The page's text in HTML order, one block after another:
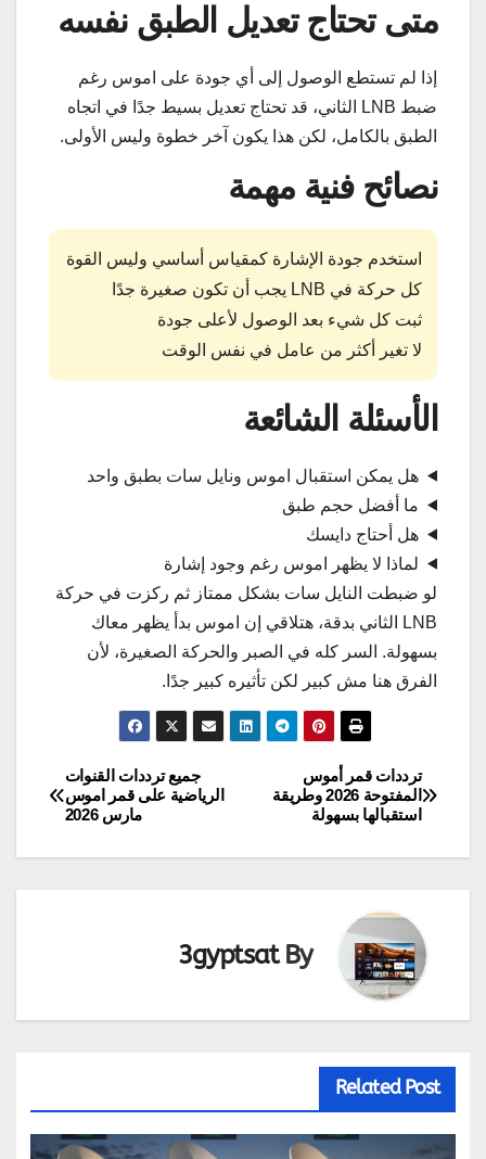
متى تحتاج تعديل الطبق نفسه
إذا لم تستطع الوصول إلى أي جودة على اموس رغم
ضبط LNB الثاني، قد تحتاج تعديل بسيط جدًا في اتجاه
الطبق بالكامل، لكن هذا يكون آخر خطوة وليس الأولى.
نصائح فنية مهمة
استخدم جودة الإشارة كمقياس أساسي وليس القوة
كل حركة في LNB يجب أن تكون صغيرة جدًا
ثبت كل شيء بعد الوصول لأعلى جودة
لا تغير أكثر من عامل في نفس الوقت
الأسئلة الشائعة
هل يمكن استقبال اموس ونايل سات بطبق واحد
ما أفضل حجم طبق
هل أحتاج دايسك
لماذا لا يظهر اموس رغم وجود إشارة
لو ضبطت النايل سات بشكل ممتاز ثم ركزت في حركة
LNB الثاني بدقة، هتلاقي إن اموس بدأ يظهر معاك
بسهولة. السر كله في الصبر والحركة الصغيرة، لأن
الفرق هنا مش كبير لكن تأثيره كبير جدًا.
تصفّح
المقالات
جميع ترددات القنوات
الرياضية على قمر اموس
مارس 2026
ترددات قمر أموس
المفتوحة 2026 وطريقة
استقبالها بسهولة
By
3gyptsat
Related Post